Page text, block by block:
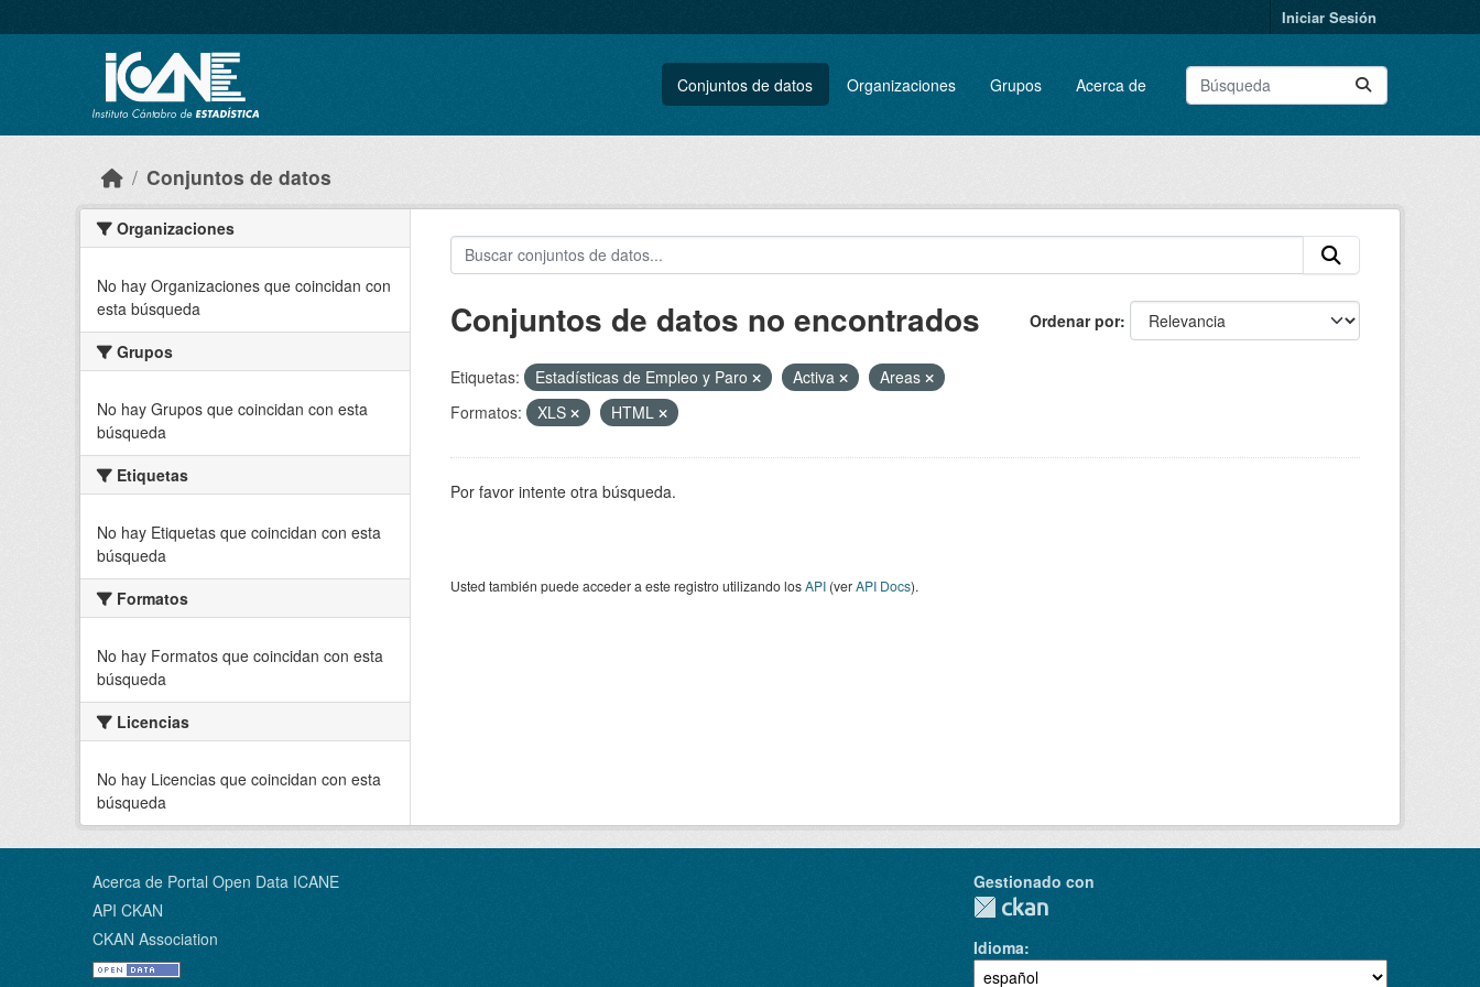
Iniciar Sesión
Conjuntos de datos Organizaciones Grupos Acerca de
Conjuntos de datos
Organizaciones
No hay Organizaciones que coincidan con
esta búsqueda
Grupos
No hay Grupos que coincidan con esta
búsqueda
Etiquetas
No hay Etiquetas que coincidan con esta
búsqueda
Formatos
No hay Formatos que coincidan con esta
búsqueda
Licencias
No hay Licencias que coincidan con esta
búsqueda
Ordenar por
Conjuntos de datos no encontrados
Etiquetas: Estadísticas de Empleo y Paro Activa
Areas
Formatos:
XLS HTML
Por favor intente otra búsqueda.
Usted también puede acceder a este registro utilizando losAPI(verAPI Docs).
Acerca de Portal Open Data ICANE
API CKAN
CKAN Association
Gestionado con
Idioma